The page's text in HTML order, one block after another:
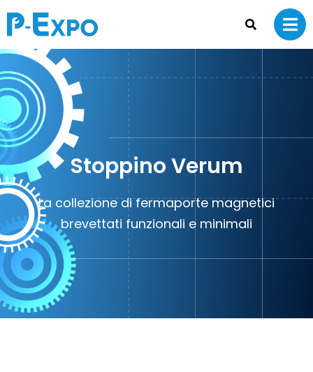
Stoppino Verum
La collezione di fermaporte magnetici
brevettati funzionali e minimali